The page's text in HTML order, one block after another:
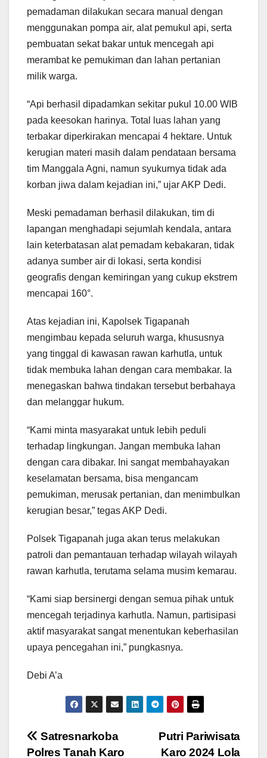
pemadaman dilakukan secara manual dengan
menggunakan pompa air, alat pemukul api, serta
pembuatan sekat bakar untuk mencegah api
merambat ke pemukiman dan lahan pertanian
milik warga.
“Api berhasil dipadamkan sekitar pukul 10.00 WIB
pada keesokan harinya. Total luas lahan yang
terbakar diperkirakan mencapai 4 hektare. Untuk
kerugian materi masih dalam pendataan bersama
tim Manggala Agni, namun syukurnya tidak ada
korban jiwa dalam kejadian ini,” ujar AKP Dedi.
Meski pemadaman berhasil dilakukan, tim di
lapangan menghadapi sejumlah kendala, antara
lain keterbatasan alat pemadam kebakaran, tidak
adanya sumber air di lokasi, serta kondisi
geografis dengan kemiringan yang cukup ekstrem
mencapai 160°.
Atas kejadian ini, Kapolsek Tigapanah
mengimbau kepada seluruh warga, khususnya
yang tinggal di kawasan rawan karhutla, untuk
tidak membuka lahan dengan cara membakar. Ia
menegaskan bahwa tindakan tersebut berbahaya
dan melanggar hukum.
“Kami minta masyarakat untuk lebih peduli
terhadap lingkungan. Jangan membuka lahan
dengan cara dibakar. Ini sangat membahayakan
keselamatan bersama, bisa mengancam
pemukiman, merusak pertanian, dan menimbulkan
kerugian besar,” tegas AKP Dedi.
Polsek Tigapanah juga akan terus melakukan
patroli dan pemantauan terhadap wilayah wilayah
rawan karhutla, terutama selama musim kemarau.
“Kami siap bersinergi dengan semua pihak untuk
mencegah terjadinya karhutla. Namun, partisipasi
aktif masyarakat sangat menentukan keberhasilan
upaya pencegahan ini,” pungkasnya.
Debi A’a
Navigasi
Putri Pariwisata
Karo 2024 Lola
Satresnarkoba
Polres Tanah Karo